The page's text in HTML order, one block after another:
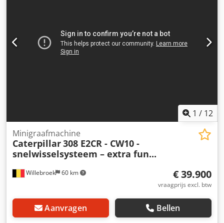
1 / 12
Willebroek 60 km
Minigraafmachine
Caterpillar308 E2CR - CW10 -
snelwisselsysteem – extra fun...
€ 39.900
vraagprijs excl. btw
Aanvragen Bellen